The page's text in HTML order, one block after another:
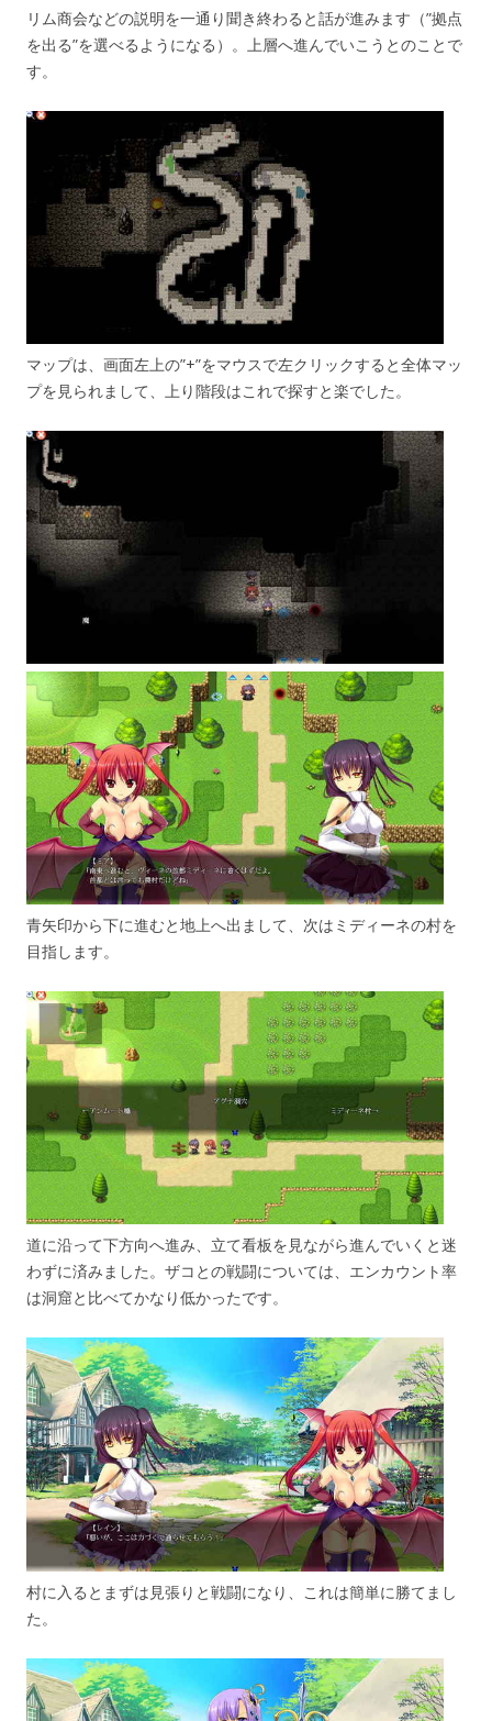
リム商会などの説明を一通り聞き終わると話が進みます（”拠点
を出る”を選べるようになる）。上層へ進んでいこうとのことで
す。
マップは、画面左上の”+”をマウスで左クリックすると全体マッ
プを見られまして、上り階段はこれで探すと楽でした。
青矢印から下に進むと地上へ出まして、次はミディーネの村を
目指します。
道に沿って下方向へ進み、立て看板を見ながら進んでいくと迷
わずに済みました。ザコとの戦闘については、エンカウント率
は洞窟と比べてかなり低かったです。
村に入るとまずは見張りと戦闘になり、これは簡単に勝てまし
た。